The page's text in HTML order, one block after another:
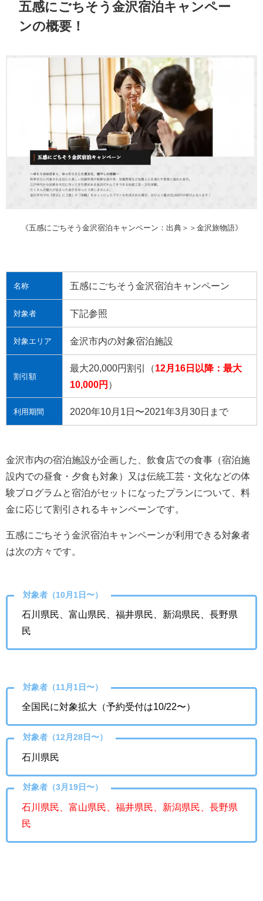
五感にごちそう金沢宿泊キャンペー
ンの概要！
《五感にごちそう金沢宿泊キャンペーン：出典＞＞金沢旅物語》
名称 五感にごちそう金沢宿泊キャンペーン
対象者 下記参照
対象エリア 金沢市内の対象宿泊施設
割引額
最大20,000円割引（12月16日以降：最大
10,000円 ）
利用期間 2020年10月1日〜2021年3月30日まで
金沢市内の宿泊施設が企画した、飲食店での食事（宿泊施
設内での昼食・夕食も対象）又は伝統工芸・文化などの体
験プログラムと宿泊がセットになったプランについて、料
金に応じて割引されるキャンペーンです。
五感にごちそう金沢宿泊キャンペーンが利用できる対象者
は次の方々です。
対象者（10月1日〜）
石川県民、富山県民、福井県民、新潟県民、長野県
民
対象者（11月1日〜）
全国民に対象拡大（予約受付は10/22〜）
対象者（12月28日〜）
石川県民
対象者（3月19日〜）
石川県民、富山県民、福井県民、新潟県民、長野県
民